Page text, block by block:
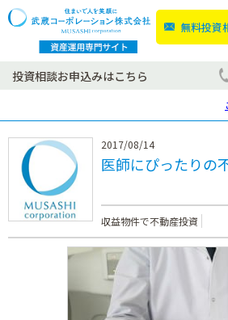
無料投資
投資相談お申込みはこちら
2017/08/14
医師にぴったりの
収益物件で不動産投資